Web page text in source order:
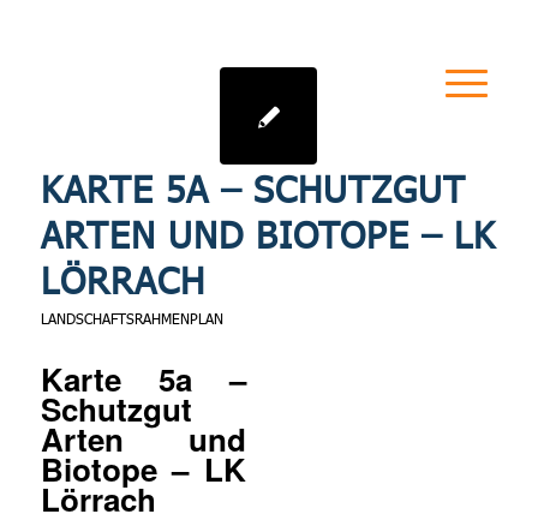
KARTE 5A – SCHUTZGUT
ARTEN UND BIOTOPE – LK
LÖRRACH
LANDSCHAFTSRAHMENPLAN
Karte 5a –
Schutzgut
Arten und
Biotope – LK
Lörrach